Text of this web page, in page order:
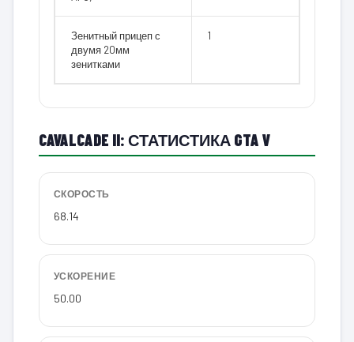
Зенитный прицеп с
двумя 20мм
зенитками
1
CAVALCADE II: СТАТИСТИКА GTA V
СКОРОСТЬ
68.14
УСКОРЕНИЕ
50.00